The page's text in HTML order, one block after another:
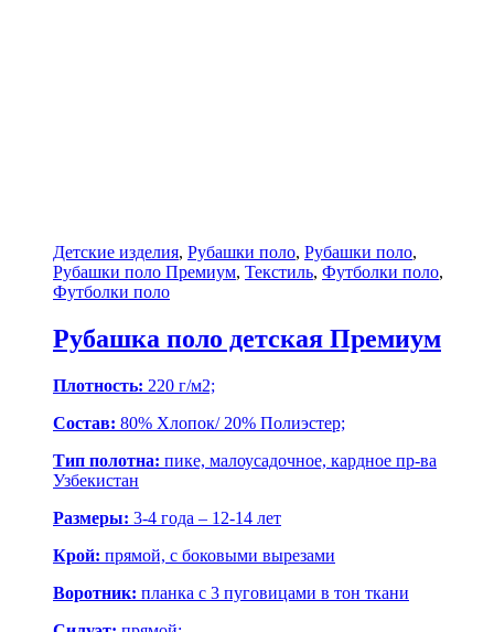
Детские изделия, Рубашки поло, Рубашки поло,
Рубашки поло Премиум, Текстиль, Футболки поло,
Футболки поло
Рубашка поло детская Премиум
Плотность: 220 г/м2;
Состав: 80% Хлопок/ 20% Полиэстер;
Тип полотна: пике, малоусадочное, кардное пр-ва
Узбекистан
Размеры: 3-4 года – 12-14 лет
Крой: прямой, с боковыми вырезами
Воротник: планка с 3 пуговицами в тон ткани